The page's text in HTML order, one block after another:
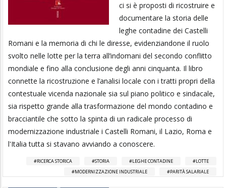
ci si è proposti di ricostruire e
documentare la storia delle
leghe contadine dei Castelli
Romani e la memoria di chi le diresse, evidenziandone il ruolo
svolto nelle lotte per la terra all’indomani del secondo conflitto
mondiale e fino alla conclusione degli anni cinquanta. Il libro
connette la ricostruzione e l’analisi locale con i tratti propri della
contestuale vicenda nazionale sia sul piano politico e sindacale,
sia rispetto grande alla trasformazione del mondo contadino e
bracciantile che sotto la spinta di un radicale processo di
modernizzazione industriale i Castelli Romani, il Lazio, Roma e
l'Italia tutta si stavano avviando a conoscere.
RICERCA STORICA STORIA LEGHE CONTADINE
LOTTE
MODERNIZZAZIONE INDUSTRIALE
PARITÀ SALARIALE